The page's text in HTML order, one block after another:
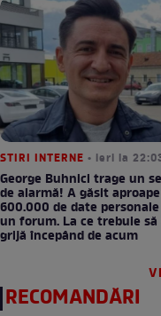
STIRI INTERNE • ieri la
George Buhnici trage un
de alarmă! A găsit aproape
600.000 de date
un forum. La ce trebuie să
grijă începând de acum
RECOMANDĂRI